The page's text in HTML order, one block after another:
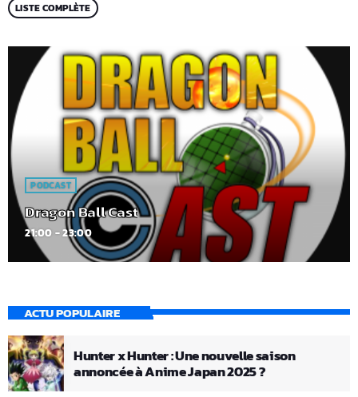
LISTE COMPLÈTE
PODCAST
Dragon Ball Cast
21:00 - 23:00
ACTU POPULAIRE
Hunter x Hunter : Une nouvelle saison
annoncée à Anime Japan 2025 ?